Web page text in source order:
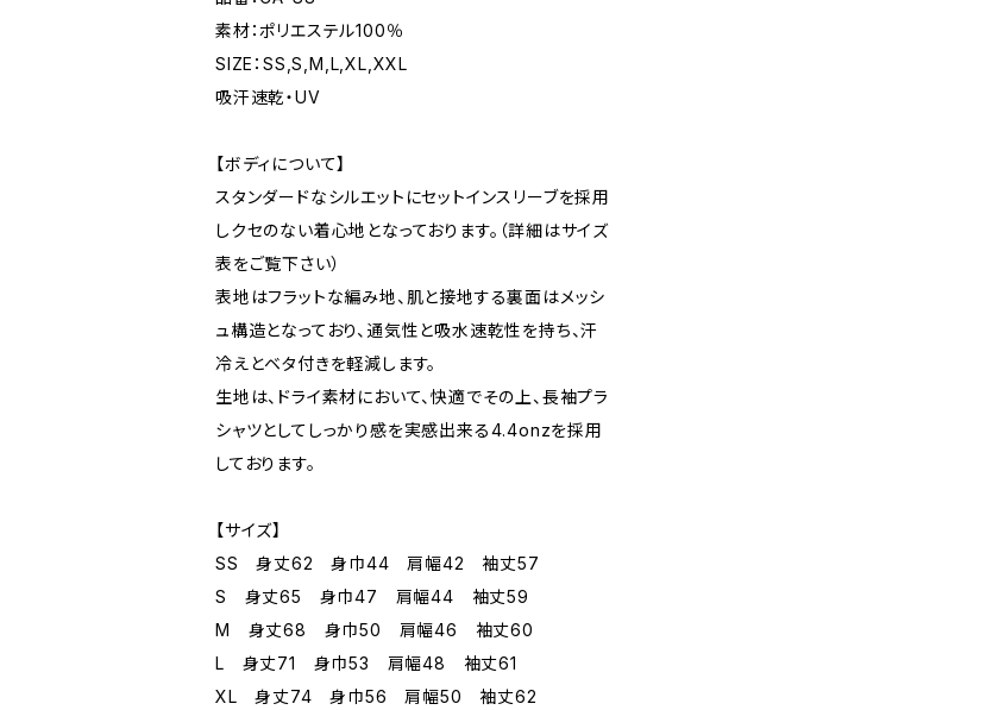
素材：ポリエステル100％
SIZE：SS,S,M,L,XL,XXL
吸汗速乾・UV
【ボディについて】
スタンダードなシルエットにセットインスリーブを採用
しクセのない着心地となっております。（詳細はサイズ
表をご覧下さい）
表地はフラットな編み地、肌と接地する裏面はメッシ
ュ構造となっており、通気性と吸水速乾性を持ち、汗
冷えとベタ付きを軽減します。
生地は、ドライ素材において、快適でその上、長袖プラ
シャツとしてしっかり感を実感出来る4.4onzを採用
しております。
【サイズ】
SS 身丈62 身巾44 肩幅42 袖丈57
S 身丈65 身巾47 肩幅44 袖丈59
M 身丈68 身巾50 肩幅46 袖丈60
L 身丈71 身巾53 肩幅48 袖丈61
XL 身丈74 身巾56 肩幅50 袖丈62